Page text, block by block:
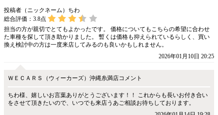
投稿者（ニックネーム）ちわ
総合評価： 3.8点
担当の方が親切でとてもよかったです。 価格についてもこちらの希望に合わせ
た車種を探して頂き助かりました。 暫くは価格も抑えられているらしく、買い
換え検討中の方は一度来店してみるのも良いかもしれません。
2026年01月10日 20:25
ＷＥＣＡＲＳ（ウィーカーズ）沖縄糸満店コメント
ちわ様、嬉しいお言葉ありがとうございます！！ これからも長いお付き合い
をさせて頂きたいので、いつでも来店うあご相談お待ちしております。